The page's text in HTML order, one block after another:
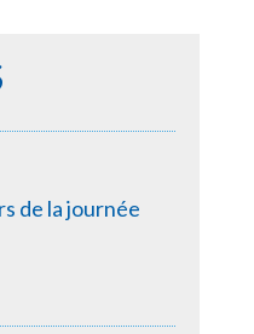
de la journée